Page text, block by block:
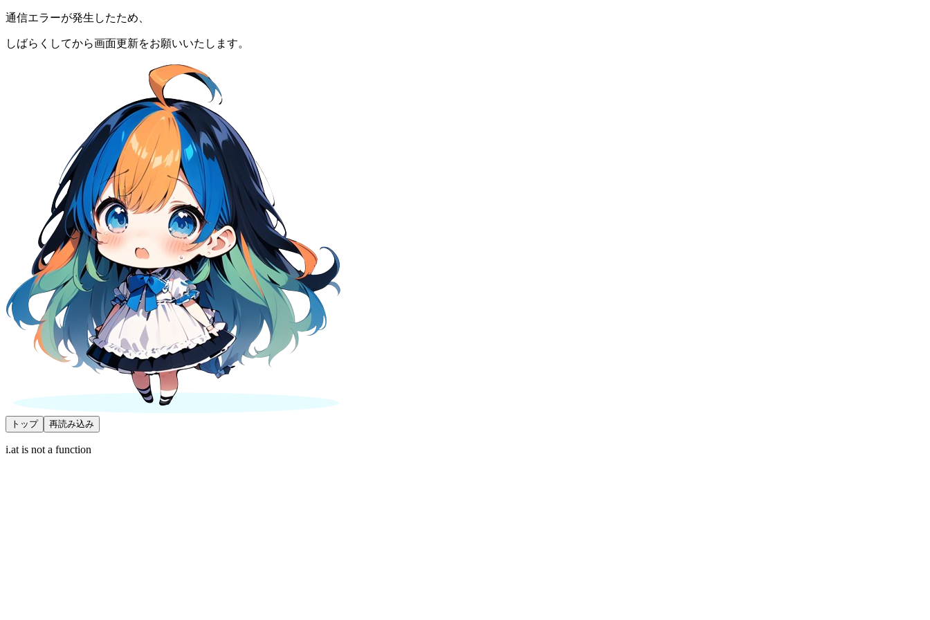
通信エラーが発生したため、
しばらくしてから画面更新をお願いいたします。
トップ 再読み込み
i.at is not a function